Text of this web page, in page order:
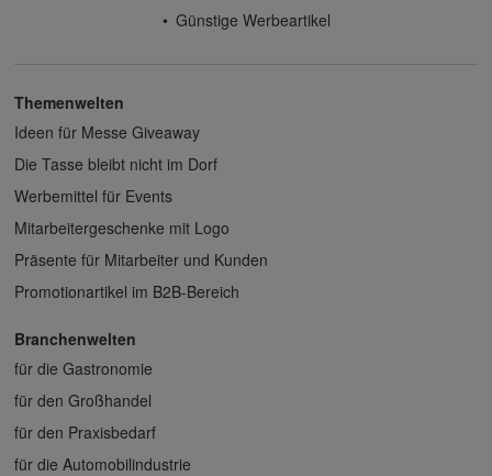
Günstige Werbeartikel
Themenwelten
Ideen für Messe Giveaway
Die Tasse bleibt nicht im Dorf
Werbemittel für Events
Mitarbeitergeschenke mit Logo
Präsente für Mitarbeiter und Kunden
Promotionartikel im B2B-Bereich
Branchenwelten
für die Gastronomie
für den Großhandel
für den Praxisbedarf
für die Automobilindustrie